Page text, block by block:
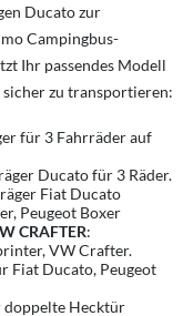
Ducato zur
Campingbus-
Ihr passendes Modell
zu transportieren:
für 3 Fahrräder auf
Ducato für 3 Räder.
Fiat Ducato
Peugeot Boxer
CRAFTER:
VW Crafter.
Fiat Ducato, Peugeot
Hecktür